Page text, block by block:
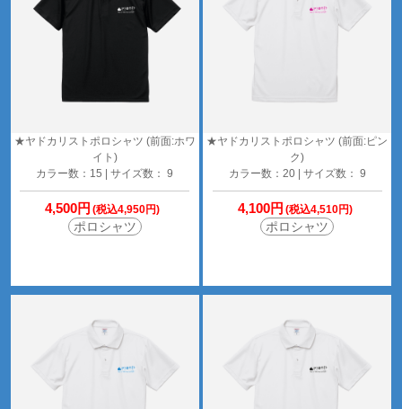
★ヤドカリストポロシャツ (前面:ホワ
イト)
カラー数：15 | サイズ数： 9
4,500円 (税込4,950円)
ポロシャツ
★ヤドカリストポロシャツ (前面:ピン
ク)
カラー数：20 | サイズ数： 9
4,100円 (税込4,510円)
ポロシャツ